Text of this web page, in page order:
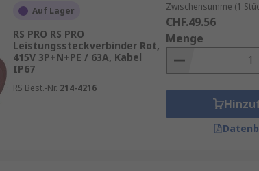
Auf Lager
RS PRO RS PRO
Leistungssteckverbinder Rot,
415V 3P+N+PE / 63A, Kabel
IP67
RS Best.-Nr. 214-4216
Zwischensumme (1
CHF.49.56
Menge